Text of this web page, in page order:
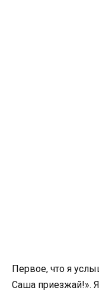
Первое, что я
Саша приезжай!».